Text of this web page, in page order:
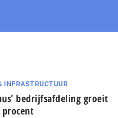
INFRASTRUCTUUR
bedrijfsafdeling groeit